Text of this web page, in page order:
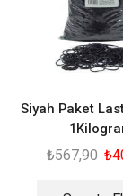
Siyah Paket
₺567,90 ₺